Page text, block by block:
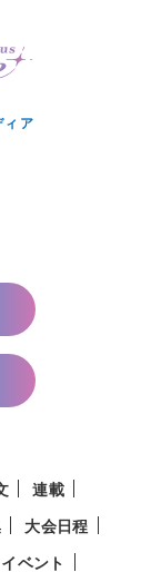
ィア
連載
大会日程
イベント